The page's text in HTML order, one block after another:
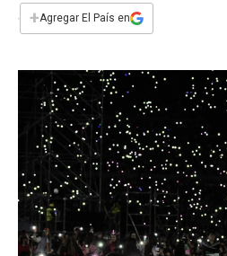
e
b
s
p
t
n
i
l
+Agregar El País en